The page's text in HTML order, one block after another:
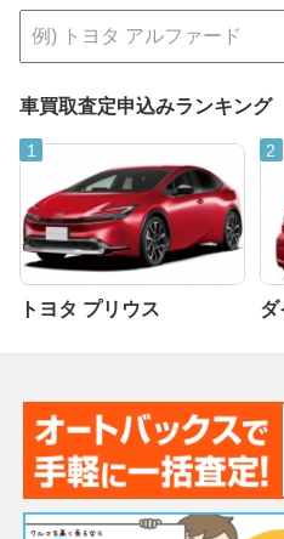
車買取査定申込みランキング
トヨタ プリウス ダ